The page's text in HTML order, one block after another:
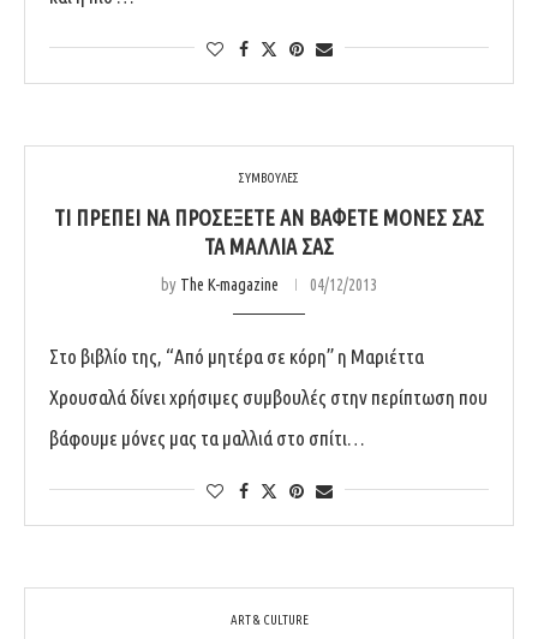
ΣΥΜΒΟΥΛΕΣ
ΤΙ ΠΡΈΠΕΙ ΝΑ ΠΡΟΣΈΞΕΤΕ ΑΝ ΒΆΦΕΤΕ ΜΌΝΕΣ ΣΑΣ
ΤΑ ΜΑΛΛΙΆ ΣΑΣ
by The K-magazine 04/12/2013
Στο βιβλίο της, “Από μητέρα σε κόρη” η Μαριέττα
Χρουσαλά δίνει χρήσιμες συμβουλές στην περίπτωση που
βάφουμε μόνες μας τα μαλλιά στο σπίτι…
ART & CULTURE